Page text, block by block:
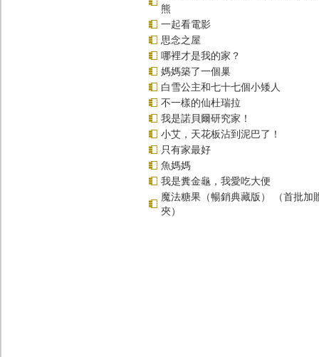
熊
一起看電影
思念之屋
哪裡才是我的家？
媽媽築了一個巢
白雪公主和七十七個小矮人
不一樣的仙杜瑞拉
我是諾貝爾研究家！
小艾，天花板沾到泥巴了！
只有家最好
魚媽媽
我是糞金龜，我愛吃大便
魔法糖果（暢銷典藏版） （首批加
夾）